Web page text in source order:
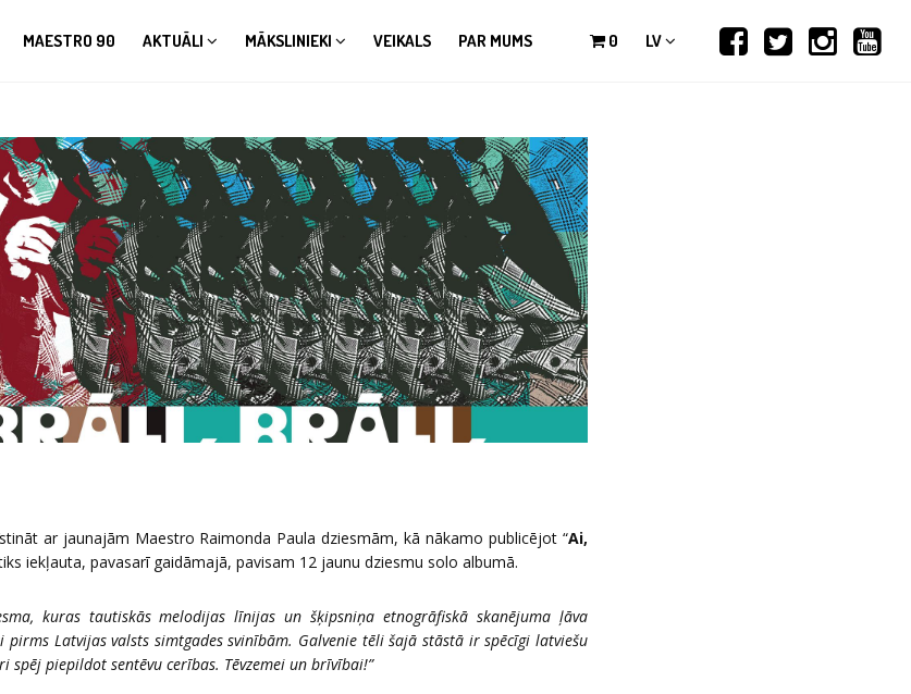
MAESTRO 90 AKTUĀLI MĀKSLINIEKI VEIKALS PAR MUMS 0 LV
ar jaunajām Maestro Raimonda Paula dziesmām, kā nākamo publicējot “Ai,
iekļauta, pavasarī gaidāmajā, pavisam 12 jaunu dziesmu solo albumā.
kuras tautiskās melodijas līnijas un šķipsniņa etnogrāfiskā skanējuma ļāva
Latvijas valsts simtgades svinībām. Galvenie tēli šajā stāstā ir spēcīgi latviešu
spēj piepildot sentēvu cerības. Tēvzemei un brīvībai!”